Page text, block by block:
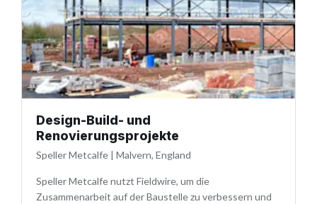
Design-Build- und
Renovierungsprojekte
Speller Metcalfe | Malvern, England
Speller Metcalfe nutzt Fieldwire, um die
Zusammenarbeit auf der Baustelle zu verbessern und